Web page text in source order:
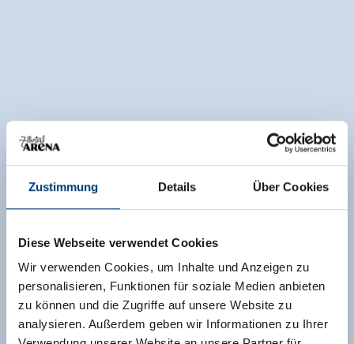
Zustimmung Details Über Cookies
Diese Webseite verwendet Cookies
Wir verwenden Cookies, um Inhalte und Anzeigen zu
personalisieren, Funktionen für soziale Medien anbieten
zu können und die Zugriffe auf unsere Website zu
analysieren. Außerdem geben wir Informationen zu Ihrer